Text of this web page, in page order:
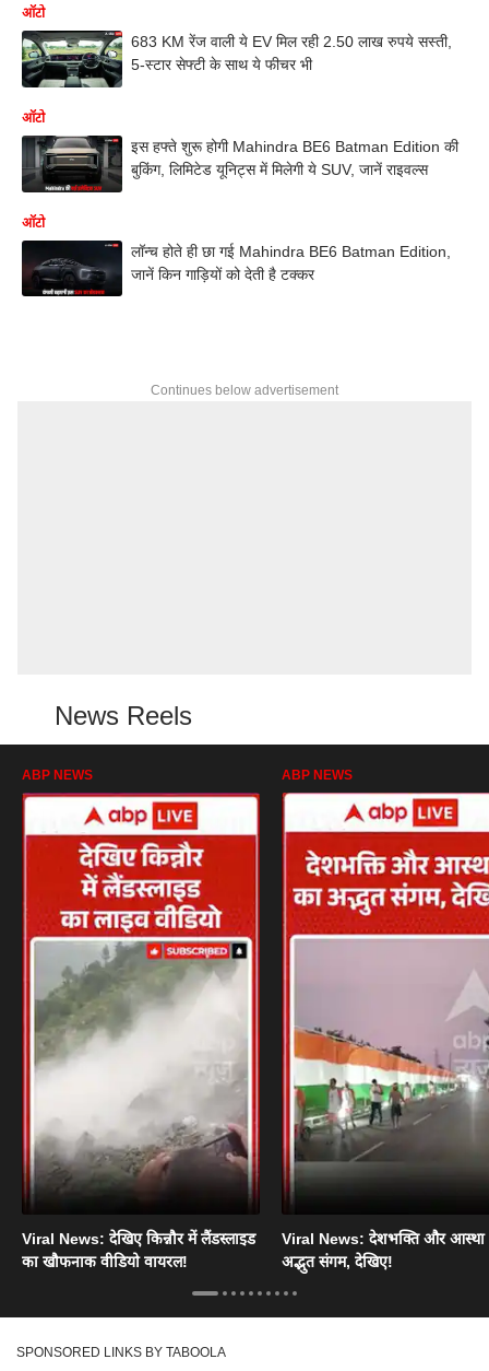
ऑटो
683 KM रेंज वाली ये EV मिल रही 2.50 लाख रुपये सस्ती,
5-स्टार सेफ्टी के साथ ये फीचर भी
ऑटो
इस हफ्ते शुरू होगी Mahindra BE6 Batman Edition की
बुकिंग, लिमिटेड यूनिट्स में मिलेगी ये SUV, जानें राइवल्स
ऑटो
लॉन्च होते ही छा गई Mahindra BE6 Batman Edition,
जानें किन गाड़ियों को देती है टक्कर
Continues below advertisement
News Reels
ABP NEWS
Viral News: देखिए किन्नौर में लैंडस्लाइड
का खौफनाक वीडियो वायरल!
ABP NEWS
Viral News: देशभक्ति और आस्था
अद्भुत संगम, देखिए!
SPONSORED LINKS BY TABOOLA